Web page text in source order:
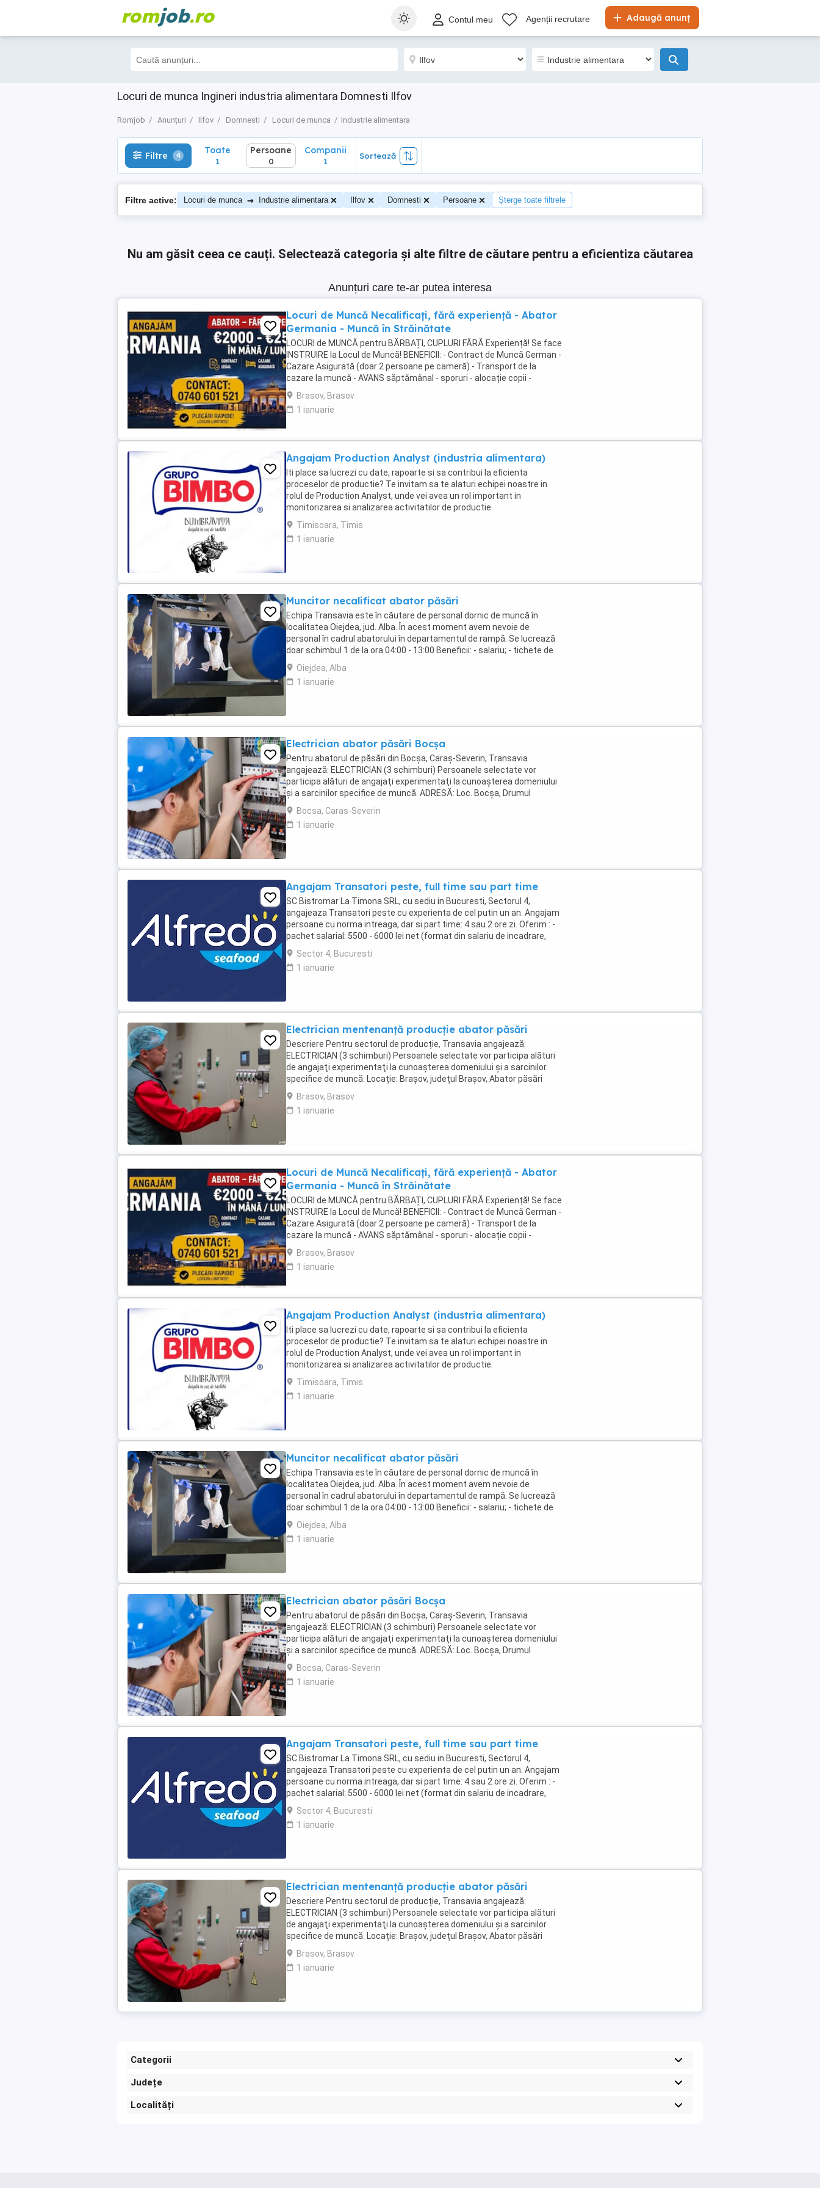
romjob.ro Adaugă anunț
Contul meu Agenții recrutare
Locuri de munca Ingineri industria alimentara Domnesti Ilfov
Romjob Anunțuri Ilfov Domnesti Locuri de munca Industrie alimentara
Filtre 4 Toate
1
Filtre 4 Toate
1
Persoane
0
Companii
1
Sortează
Filtre active: Locuri de munca → Industrie alimentara Ilfov Domnesti Persoane Șterge toate filtrele
Nu am găsit ceea ce cauți. Selectează categoria și alte filtre de căutare pentru a eficientiza căutarea
Anunțuri care te-ar putea interesa
Locuri de Muncă Necalificați, fără experiență - Abator
Germania - Muncă în Străinătate
LOCURI de MUNCĂ pentru BĂRBAȚI, CUPLURI FĂRĂ Experiență! Se face
INSTRUIRE la Locul de Muncă! BENEFICII: - Contract de Muncă German -
Cazare Asigurată (doar 2 persoane pe cameră) - Transport de la
cazare la muncă - AVANS săptămânal - sporuri - alocație copii -
Asigurare Medicală - Concediu Plătit Se ...
Brasov, Brasov
1 ianuarie
Angajam Production Analyst (industria alimentara)
Iti place sa lucrezi cu date, rapoarte si sa contribui la eficienta
proceselor de productie? Te invitam sa te alaturi echipei noastre in
rolul de Production Analyst, unde vei avea un rol important in
monitorizarea si analizarea activitatilor de productie.
Responsabilitatile tale: Verificarea si analiza ...
Timisoara, Timis
1 ianuarie
Muncitor necalificat abator păsări
Echipa Transavia este în căutare de personal dornic de muncă în
localitatea Oiejdea, jud. Alba. În acest moment avem nevoie de
personal în cadrul abatorului în departamentul de rampă. Se lucrează
doar schimbul 1 de la ora 04:00 - 13:00 Beneficii: - salariu; - tichete de
masă în valoare de 45 lei ...
Oiejdea, Alba
1 ianuarie
Electrician abator păsări Bocșa
Pentru abatorul de păsări din Bocșa, Caraș-Severin, Transavia
angajează: ELECTRICIAN (3 schimburi) Persoanele selectate vor
participa alături de angajaţi experimentaţi la cunoaşterea domeniului
şi a sarcinilor specifice de muncă. ADRESĂ: Loc. Bocșa, Drumul
Binișului, Nr. 10, Județ Caraș-Severin Cerințe: - ...
Bocsa, Caras-Severin
1 ianuarie
Angajam Transatori peste, full time sau part time
SC Bistromar La Timona SRL, cu sediu in Bucuresti, Sectorul 4,
angajeaza Transatori peste cu experienta de cel putin un an. Angajam
persoane cu norma intreaga, dar si part time: 4 sau 2 ore zi. Oferim : -
pachet salarial: 5500 - 6000 lei net (format din salariu de incadrare,
tichete de masa (30 ...
Sector 4, Bucuresti
1 ianuarie
Electrician mentenanță producție abator păsări
Descriere Pentru sectorul de producție, Transavia angajează:
ELECTRICIAN (3 schimburi) Persoanele selectate vor participa alături
de angajaţi experimentaţi la cunoaşterea domeniului şi a sarcinilor
specifice de muncă. Locație: Brașov, județul Brașov, Abator păsări
Brașov Cerințe: - certficat de ...
Brasov, Brasov
1 ianuarie
Locuri de Muncă Necalificați, fără experiență - Abator
Germania - Muncă în Străinătate
LOCURI de MUNCĂ pentru BĂRBAȚI, CUPLURI FĂRĂ Experiență! Se face
INSTRUIRE la Locul de Muncă! BENEFICII: - Contract de Muncă German -
Cazare Asigurată (doar 2 persoane pe cameră) - Transport de la
cazare la muncă - AVANS săptămânal - sporuri - alocație copii -
Asigurare Medicală - Concediu Plătit Se ...
Brasov, Brasov
1 ianuarie
Angajam Production Analyst (industria alimentara)
Iti place sa lucrezi cu date, rapoarte si sa contribui la eficienta
proceselor de productie? Te invitam sa te alaturi echipei noastre in
rolul de Production Analyst, unde vei avea un rol important in
monitorizarea si analizarea activitatilor de productie.
Responsabilitatile tale: Verificarea si analiza ...
Timisoara, Timis
1 ianuarie
Muncitor necalificat abator păsări
Echipa Transavia este în căutare de personal dornic de muncă în
localitatea Oiejdea, jud. Alba. În acest moment avem nevoie de
personal în cadrul abatorului în departamentul de rampă. Se lucrează
doar schimbul 1 de la ora 04:00 - 13:00 Beneficii: - salariu; - tichete de
masă în valoare de 45 lei ...
Oiejdea, Alba
1 ianuarie
Electrician abator păsări Bocșa
Pentru abatorul de păsări din Bocșa, Caraș-Severin, Transavia
angajează: ELECTRICIAN (3 schimburi) Persoanele selectate vor
participa alături de angajaţi experimentaţi la cunoaşterea domeniului
şi a sarcinilor specifice de muncă. ADRESĂ: Loc. Bocșa, Drumul
Binișului, Nr. 10, Județ Caraș-Severin Cerințe: - ...
Bocsa, Caras-Severin
1 ianuarie
Angajam Transatori peste, full time sau part time
SC Bistromar La Timona SRL, cu sediu in Bucuresti, Sectorul 4,
angajeaza Transatori peste cu experienta de cel putin un an. Angajam
persoane cu norma intreaga, dar si part time: 4 sau 2 ore zi. Oferim : -
pachet salarial: 5500 - 6000 lei net (format din salariu de incadrare,
tichete de masa (30 ...
Sector 4, Bucuresti
1 ianuarie
Electrician mentenanță producție abator păsări
Descriere Pentru sectorul de producție, Transavia angajează:
ELECTRICIAN (3 schimburi) Persoanele selectate vor participa alături
de angajaţi experimentaţi la cunoaşterea domeniului şi a sarcinilor
specifice de muncă. Locație: Brașov, județul Brașov, Abator păsări
Brașov Cerințe: - certficat de ...
Brasov, Brasov
1 ianuarie
Categorii
Județe
Localități